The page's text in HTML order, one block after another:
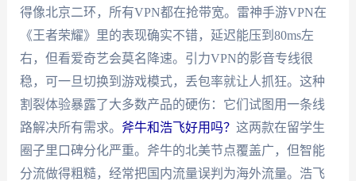
得像北京二环，所有VPN都在抢带宽。雷神手游VPN在
《王者荣耀》里的表现确实不错，延迟能压到80ms左
右，但看爱奇艺会莫名降速。引力VPN的影音专线很
稳，可一旦切换到游戏模式，丢包率就让人抓狂。这种
割裂体验暴露了大多数产品的硬伤：它们试图用一条线
路解决所有需求。 斧牛和浩飞好用吗？ 这两款在留学生
圈子里口碑分化严重。斧牛的北美节点覆盖广，但智能
分流做得粗糙，经常把国内流量误判为海外流量。浩飞